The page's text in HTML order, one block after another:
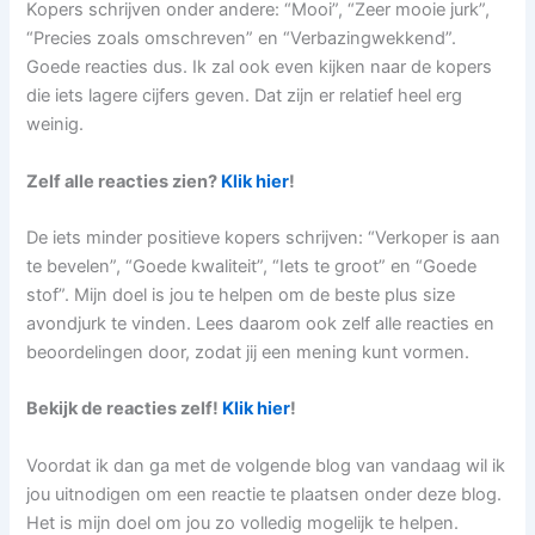
Kopers schrijven onder andere: “Mooi”, “Zeer mooie jurk”,
“Precies zoals omschreven” en “Verbazingwekkend”.
Goede reacties dus. Ik zal ook even kijken naar de kopers
die iets lagere cijfers geven. Dat zijn er relatief heel erg
weinig.
Zelf alle reacties zien? Klik hier!
De iets minder positieve kopers schrijven: “Verkoper is aan
te bevelen”, “Goede kwaliteit”, “Iets te groot” en “Goede
stof”. Mijn doel is jou te helpen om de beste plus size
avondjurk te vinden. Lees daarom ook zelf alle reacties en
beoordelingen door, zodat jij een mening kunt vormen.
Bekijk de reacties zelf! Klik hier!
Voordat ik dan ga met de volgende blog van vandaag wil ik
jou uitnodigen om een reactie te plaatsen onder deze blog.
Het is mijn doel om jou zo volledig mogelijk te helpen.